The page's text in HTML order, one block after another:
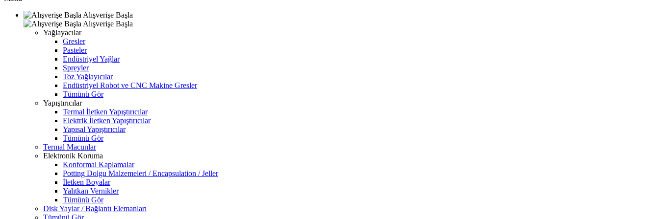
Alışverişe Başla
Alışverişe Başla
Yağlayacılar
Gresler
Pasteler
Endüstriyel Yağlar
Spreyler
Toz Yağlayıcılar
Endüstriyel Robot ve CNC Makine Gresler
Tümünü Gör
Yapıştırıcılar
Termal İletken Yapıştırıcılar
Elektrik İletken Yapıştırıcılar
Yapısal Yapıştırıcılar
Tümünü Gör
Termal Macunlar
Elektronik Koruma
Konformal Kaplamalar
Potting Dolgu Malzemeleri / Encapsulation / Jeller
İletken Boyalar
Yalıtkan Vernikler
Tümünü Gör
Disk Yaylar / Bağlantı Elemanları
Tümünü Gör